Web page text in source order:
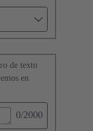
de texto
en
0/2000